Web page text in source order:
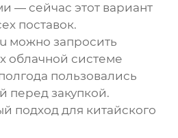
— сейчас этот вариант
поставок.
можно запросить
облачной системе
пользовались
перед закупкой.
подход для китайского